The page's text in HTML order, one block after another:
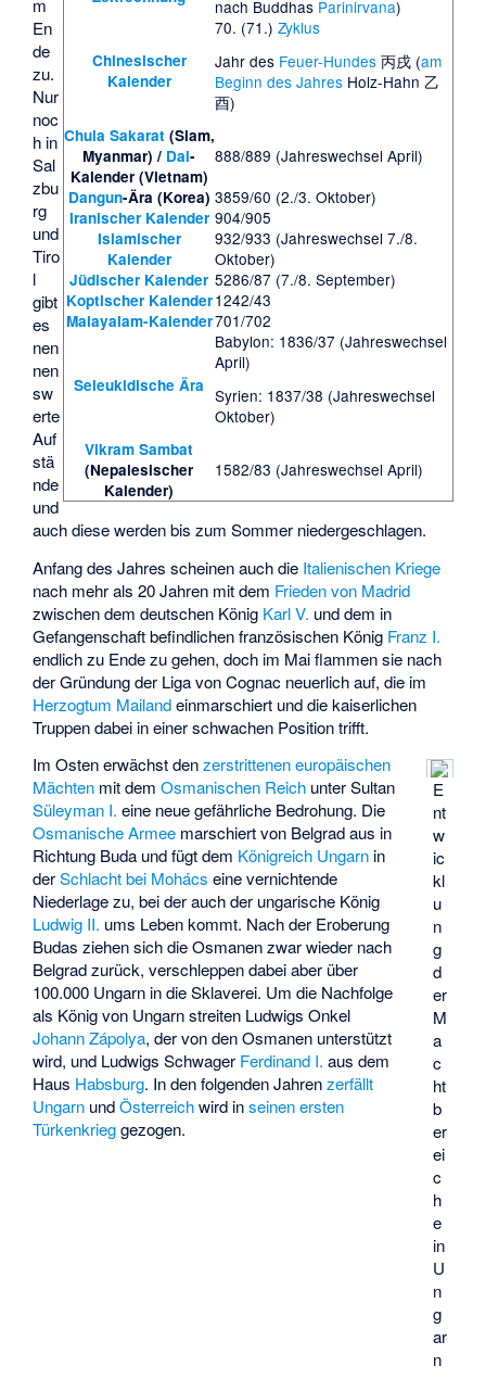
nach Buddhas Parinirvana)
Chinesischer
Kalender
70. (71.) Zyklus
Jahr des Feuer-Hundes丙戌 (am
Beginn des JahresHolz-Hahn 乙
酉)
Chula Sakarat(Siam,
Myanmar) / Dai-
Kalender (Vietnam)
888/889 (Jahreswechsel April)
Dangun-Ära (Korea) 3859/60 (2./3. Oktober)
Iranischer Kalender 904/905
Islamischer
Kalender
932/933 (Jahreswechsel 7./8.
Oktober)
Jüdischer Kalender 5286/87 (7./8. September)
Koptischer Kalender1242/43
Malayalam-Kalender701/702
Seleukidische Ära
Babylon: 1836/37 (Jahreswechsel
April)
Syrien: 1837/38 (Jahreswechsel
Oktober)
Vikram Sambat
(Nepalesischer
Kalender)
1582/83 (Jahreswechsel April)
m
En
de
zu.
Nur
noc
h in
Sal
zbu
rg
und
Tiro
l
gibt
es
nen
nen
sw
erte
Auf
stä
nde
und
auch diese werden bis zum Sommer niedergeschlagen.
Anfang des Jahres scheinen auch die Italienischen Kriege
nach mehr als 20 Jahren mit dem Frieden von Madrid
zwischen dem deutschen König Karl V. und dem in
Gefangenschaft befindlichen französischen König Franz I.
endlich zu Ende zu gehen, doch im Mai flammen sie nach
der Gründung der Liga von Cognac neuerlich auf, die im
Herzogtum Mailandeinmarschiert und die kaiserlichen
Truppen dabei in einer schwachen Position trifft.
E
nt
w
ic
kl
u
n
g
d
er
M
a
c
ht
b
er
ei
c
h
e
in
U
n
g
ar
n
Im Osten erwächst denzerstrittenen europäischen
Mächten mit demOsmanischen Reich unter Sultan
Süleyman I. eine neue gefährliche Bedrohung. Die
Osmanische Armee marschiert von Belgrad aus in
Richtung Buda und fügt dem Königreich Ungarn in
derSchlacht bei Mohács eine vernichtende
Niederlage zu, bei der auch der ungarische König
Ludwig II. ums Leben kommt. Nach der Eroberung
Budas ziehen sich die Osmanen zwar wieder nach
Belgrad zurück, verschleppen dabei aber über
100.000 Ungarn in die Sklaverei. Um die Nachfolge
als König von Ungarn streiten Ludwigs Onkel
Johann Zápolya, der von den Osmanen unterstützt
wird, und Ludwigs Schwager Ferdinand I. aus dem
Haus Habsburg. In den folgenden Jahrenzerfällt
Ungarn undÖsterreichwird inseinen ersten
Türkenkrieggezogen.